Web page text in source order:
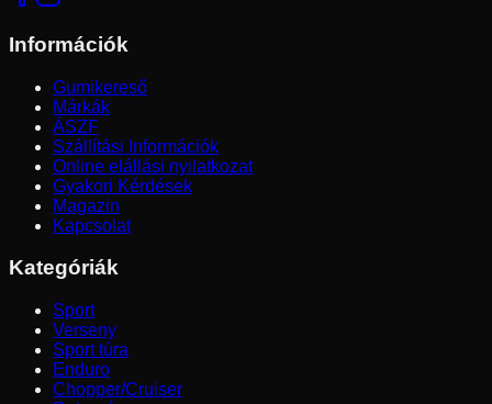
Információk
Gumikereső
Márkák
ÁSZF
Szállítási Információk
Online elállási nyilatkozat
Gyakori Kérdések
Magazin
Kapcsolat
Kategóriák
Sport
Verseny
Sport túra
Enduro
Chopper/Cruiser